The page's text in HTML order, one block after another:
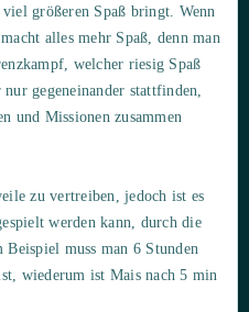
größeren Spaß bringt. Wenn
alles mehr Spaß, denn man
welcher riesig Spaß
gegeneinander stattfinden,
und Missionen zusammen
zu vertreiben, jedoch ist es
werden kann, durch die
Beispiel muss man 6 Stunden
wiederum ist Mais nach 5 min